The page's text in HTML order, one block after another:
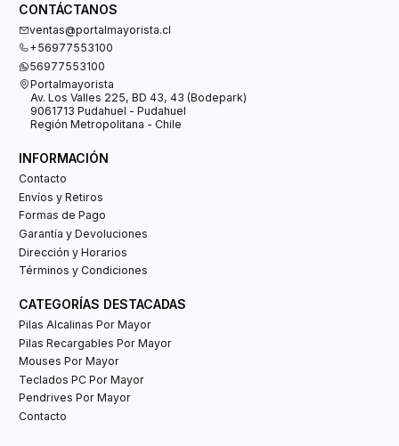
CONTÁCTANOS
ventas@portalmayorista.cl
+56977553100
56977553100
Portalmayorista
Av. Los Valles 225, BD 43, 43 (Bodepark)
9061713 Pudahuel - Pudahuel
Región Metropolitana - Chile
INFORMACIÓN
Contacto
Envíos y Retiros
Formas de Pago
Garantía y Devoluciones
Dirección y Horarios
Términos y Condiciones
CATEGORÍAS DESTACADAS
Pilas Alcalinas Por Mayor
Pilas Recargables Por Mayor
Mouses Por Mayor
Teclados PC Por Mayor
Pendrives Por Mayor
Contacto